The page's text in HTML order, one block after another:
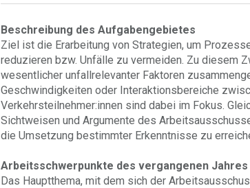
Beschreibung des Aufgabengebietes
Ziel ist die Erarbeitung von Strategien, um
reduzieren bzw. Unfälle zu vermeiden. Zu diesem
wesentlicher unfallrelevanter Faktoren
Geschwindigkeiten oder Interaktionsbereiche
Verkehrsteilnehmer:innen sind dabei im Fokus.
Sichtweisen und Argumente des
die Umsetzung bestimmter Erkenntnisse zu
Arbeitsschwerpunkte des vergangenen Jahres
Das Hauptthema, mit dem sich der